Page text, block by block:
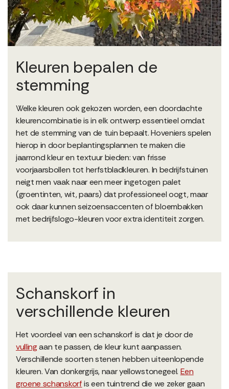
Kleuren bepalen de
stemming
Welke kleuren ook gekozen worden, een doordachte
kleurencombinatie is in elk ontwerp essentieel omdat
het de stemming van de tuin bepaalt. Hoveniers spelen
hierop in door beplantingsplannen te maken die
jaarrond kleur en textuur bieden: van frisse
voorjaarsbollen tot herfstbladkleuren. In bedrijfstuinen
neigt men vaak naar een meer ingetogen palet
(groentinten, wit, paars) dat professioneel oogt, maar
ook daar kunnen seizoensaccenten of bloembakken
met bedrijfslogo-kleuren voor extra identiteit zorgen.
Schanskorf in
verschillende kleuren
Het voordeel van een schanskorf is dat je door de
vullingaan te passen, de kleur kunt aanpassen.
Verschillende soorten stenen hebben uiteenlopende
kleuren. Van donkergrijs, naar yellowstonegeel. Een
groene schanskorfis een tuintrend die we zeker gaan